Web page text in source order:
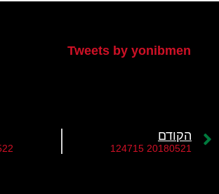
Tweets by yonibmen
הקודם
20180521 124715